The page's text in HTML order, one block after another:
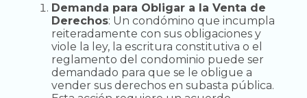
Demanda para Obligar a la Venta de
Derechos: Un condómino que incumpla
reiteradamente con sus obligaciones y
viole la ley, la escritura constitutiva o el
reglamento del condominio puede ser
demandado para que se le obligue a
vender sus derechos en subasta pública.